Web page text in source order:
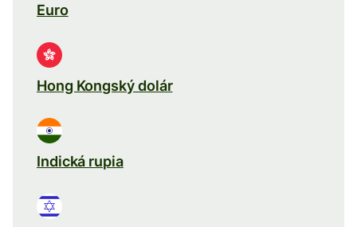
Euro
Hong Kongský dolár
Indická rupia